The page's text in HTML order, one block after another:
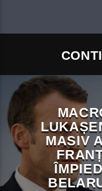
MASIV